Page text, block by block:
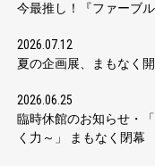
今最推し！『ファーブル
2026.07.12
夏の企画展、まもなく開
2026.06.25
臨時休館のお知らせ・
く力～」 まもなく閉幕